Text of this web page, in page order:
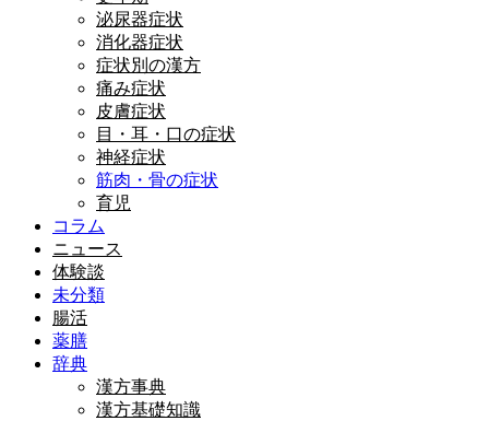
泌尿器症状
消化器症状
症状別の漢方
痛み症状
皮膚症状
目・耳・口の症状
神経症状
筋肉・骨の症状
育児
コラム
ニュース
体験談
未分類
腸活
薬膳
辞典
漢方事典
漢方基礎知識